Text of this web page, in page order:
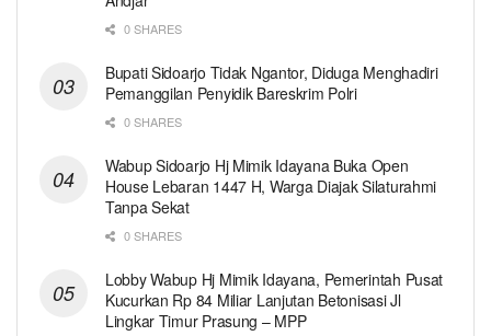
0 SHARES
Bupati Sidoarjo Tidak Ngantor, Diduga Menghadiri
Pemanggilan Penyidik Bareskrim Polri
0 SHARES
Wabup Sidoarjo Hj Mimik Idayana Buka Open
House Lebaran 1447 H, Warga Diajak Silaturahmi
Tanpa Sekat
0 SHARES
Lobby Wabup Hj Mimik Idayana, Pemerintah Pusat
Kucurkan Rp 84 Miliar Lanjutan Betonisasi Jl
Lingkar Timur Prasung – MPP